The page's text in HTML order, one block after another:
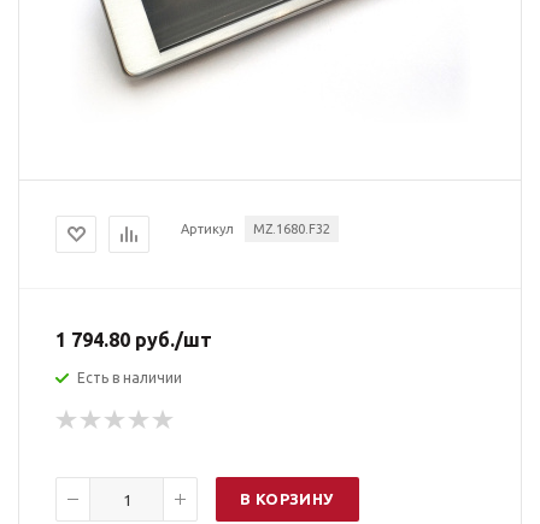
Артикул MZ.1680.F32
1 794.80 руб./шт
Есть в наличии
В КОРЗИНУ